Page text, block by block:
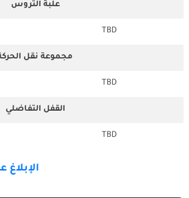
علبة التروس
TBD
مجموعة نقل
TBD
القفل التفاضلي
TBD